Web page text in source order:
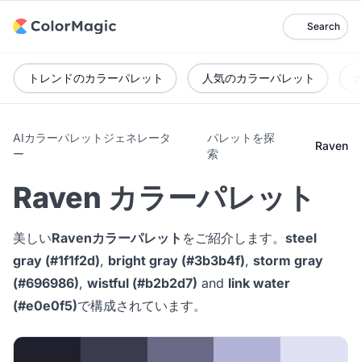
Search
トレンドのカラーパレット 人気のカラーパレット
AIカラーパレットジェネレータ
ー
パレットを探
索
Raven
Raven カラーパレット
美しいRavenカラーパレット をご紹介します。 steel
gray (#1f1f2d), bright gray (#3b3b4f), storm gray
(#696986), wistful (#b2b2d7) and link water
(#e0e0f5)で構成されています。